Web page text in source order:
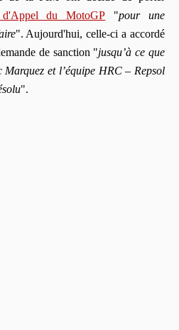
du MotoGP "pour une
". Aujourd'hui, celle-ci a accordé
de sanction "jusqu’à ce que
et l’équipe HRC – Repsol
".